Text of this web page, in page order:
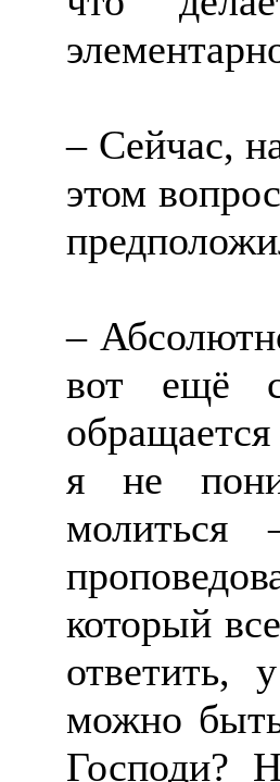
– Сейчас,
этом
–
вот ещё
я не
который
можно
Господи?